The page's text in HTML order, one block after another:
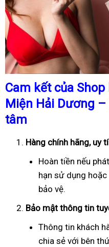
Cam kết của
Miện Hải Dương
tâm
Hàng chính hãng, uy
Hoàn tiền nếu
hạn sử dụng
bảo vệ.
Bảo mật thông tin
Thông tin khách
chia sẻ với bên